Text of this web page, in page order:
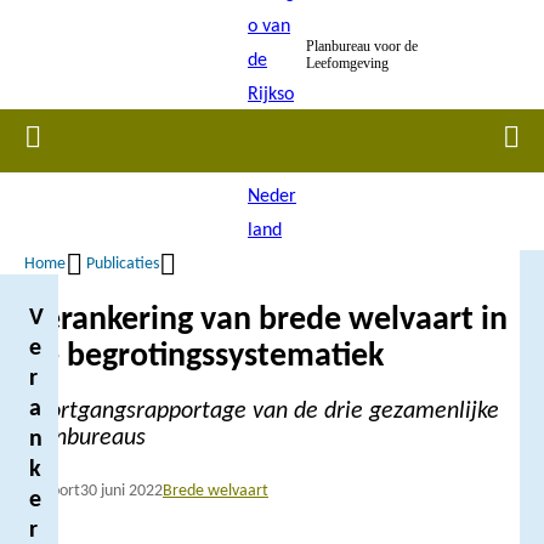
inhoud
Planbureau voor de
Leefomgeving
Home
Kruimelpad
Home Publicaties
Verankering van brede welvaart in
de begrotingssystematiek
Voortgangsrapportage van de drie gezamenlijke
planbureaus
Rapport30 juni 2022Brede welvaart
V
e
r
a
n
k
e
r